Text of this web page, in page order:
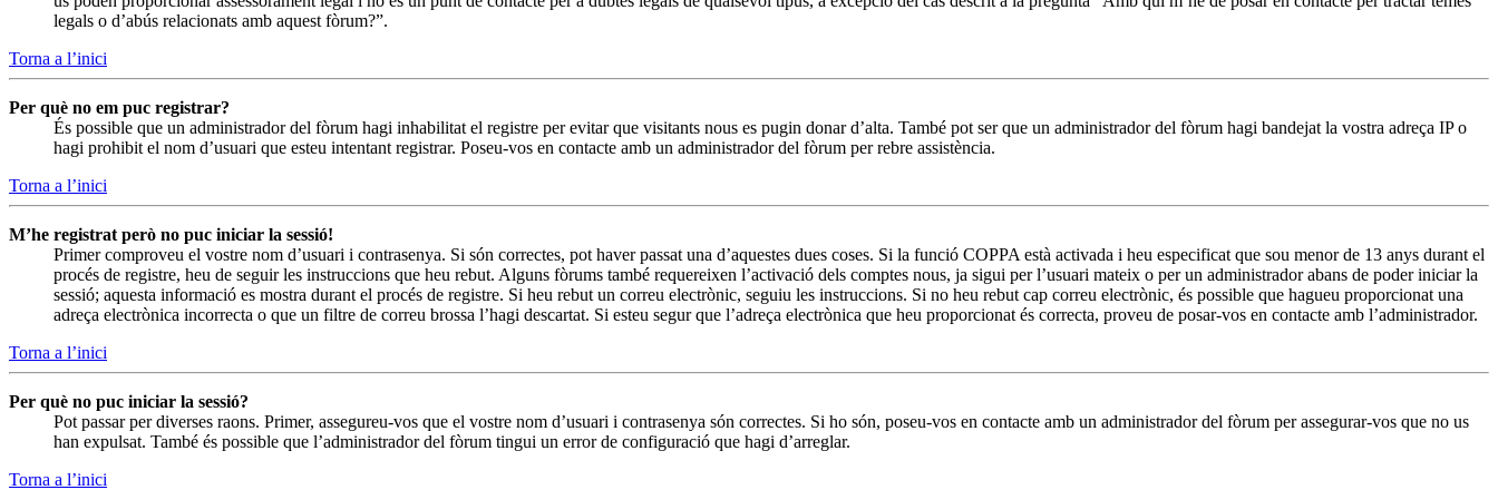
legals o d’abús relacionats amb aquest fòrum?”.
Torna a l’inici
Per què no em puc registrar?
És possible que un administrador del fòrum hagi inhabilitat el registre per evitar que visitants nous es pugin donar d’alta. També pot ser que un administrador del fòrum hagi bandejat la vostra adreça IP o
hagi prohibit el nom d’usuari que esteu intentant registrar. Poseu-vos en contacte amb un administrador del fòrum per rebre assistència.
Torna a l’inici
M’he registrat però no puc iniciar la sessió!
Primer comproveu el vostre nom d’usuari i contrasenya. Si són correctes, pot haver passat una d’aquestes dues coses. Si la funció COPPA està activada i heu especificat que sou menor de 13 anys durant el
procés de registre, heu de seguir les instruccions que heu rebut. Alguns fòrums també requereixen l’activació dels comptes nous, ja sigui per l’usuari mateix o per un administrador abans de poder iniciar la
sessió; aquesta informació es mostra durant el procés de registre. Si heu rebut un correu electrònic, seguiu les instruccions. Si no heu rebut cap correu electrònic, és possible que hagueu proporcionat una
adreça electrònica incorrecta o que un filtre de correu brossa l’hagi descartat. Si esteu segur que l’adreça electrònica que heu proporcionat és correcta, proveu de posar-vos en contacte amb l’administrador.
Torna a l’inici
Per què no puc iniciar la sessió?
Pot passar per diverses raons. Primer, assegureu-vos que el vostre nom d’usuari i contrasenya són correctes. Si ho són, poseu-vos en contacte amb un administrador del fòrum per assegurar-vos que no us
han expulsat. També és possible que l’administrador del fòrum tingui un error de configuració que hagi d’arreglar.
Torna a l’inici